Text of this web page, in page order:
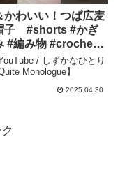
かわいい！つば広麦
子 #shorts #かぎ
#編み物 #crochet #
なひとりごと – しず
とりごと【Quite
/ しずかなひとり
Monologue】
2025.04.30